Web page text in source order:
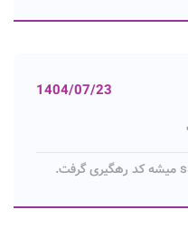
1404/07/23